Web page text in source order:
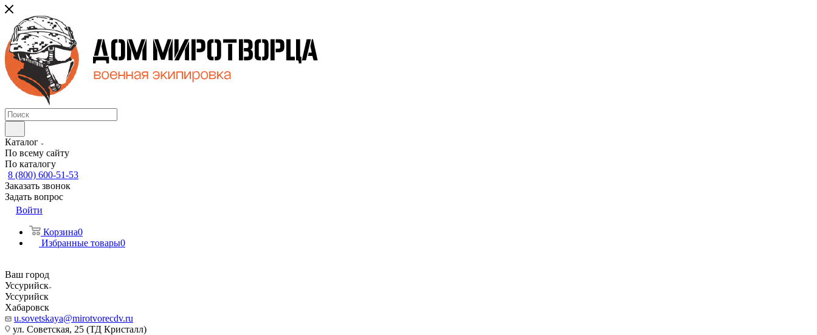
Каталог
По всему сайту
По каталогу
8 (800) 600-51-53
Заказать звонок
Задать вопрос
Войти
Корзина0
Избранные товары0
Ваш город
Уссурийск
Уссурийск
Хабаровск
u.sovetskaya@mirotvorecdv.ru
ул. Советская, 25 (ТД Кристалл)